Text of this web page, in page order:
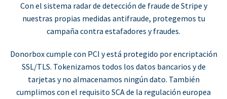
Con el sistema radar de detección de fraude de Stripe y
nuestras propias medidas antifraude, protegemos tu
campaña contra estafadores y fraudes.
Donorbox cumple con PCI y está protegido por encriptación
SSL/TLS. Tokenizamos todos los datos bancarios y de
tarjetas y no almacenamos ningún dato. También
cumplimos con el requisito SCA de la regulación europea